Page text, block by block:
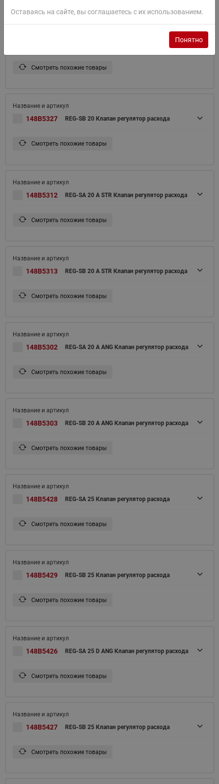
REG-SA 20 D ANG Клапан регулятор расхода
Смотреть похожие товары
148B5327 REG-SB 20 Клапан регулятор расхода
Смотреть похожие товары
148B5312 REG-SA 20 A STR Клапан регулятор расхода
Смотреть похожие товары
148B5313 REG-SB 20 A STR Клапан регулятор расхода
Смотреть похожие товары
148B5302 REG-SA 20 A ANG Клапан регулятор расхода
Смотреть похожие товары
148B5303 REG-SB 20 A ANG Клапан регулятор расхода
Смотреть похожие товары
148B5428 REG-SA 25 Клапан регулятор расхода
Смотреть похожие товары
148B5429 REG-SB 25 Клапан регулятор расхода
Смотреть похожие товары
148B5426 REG-SA 25 D ANG Клапан регулятор расхода
Смотреть похожие товары
148B5427 REG-SB 25 Клапан регулятор расхода
Смотреть похожие товары
Оставаясь на сайте, вы соглашаетесь с их использованием.
Понятно